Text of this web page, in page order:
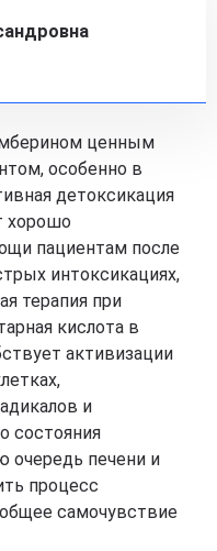
ценным
особенно в
детоксикация
хорошо
пациентам после
интоксикациях,
терапия при
кислота в
активизации
и
состояния
очередь печени и
процесс
самочувствие